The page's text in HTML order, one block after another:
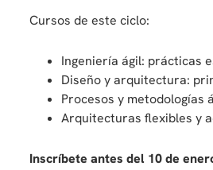
Cursos de este ciclo:
Ingeniería ágil: prácticas
Diseño y arquitectura:
Procesos y metodologías
Arquitecturas flexibles y
Inscríbete antes del 10 de